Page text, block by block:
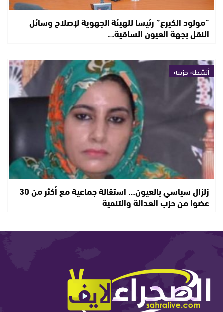
“مولود الكيرع” رئيساً للهيئة الجهوية لإصلاح وسائل
النقل بجهة العيون الساقية…
أنشطة حزبية
زلزال سياسي بالعيون… استقالة جماعية مع أكثر من 30
عضوا من حزب العدالة والتنمية